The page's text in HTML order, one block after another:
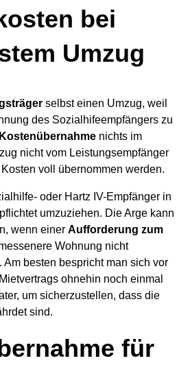
bei
Umzug
selbst einen Umzug, weil
des Sozialhifeempfängers zu
Kostenübernahme nichts im
nicht vom Leistungsempfänger
voll übernommen werden.
oder Hartz IV-Empfänger in
umzuziehen. Die Arge kann
wenn einerAufforderung zum
Wohnung nicht
Am besten bespricht man sich vor
ohnehin noch einmal
um sicherzustellen, dass die
sind.
für